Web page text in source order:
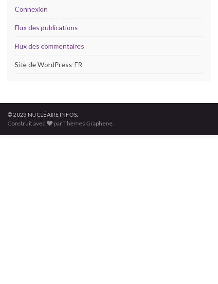
Connexion
Flux des publications
Flux des commentaires
Site de WordPress-FR
© 2023 NUCLÉAIRE INFOS.
Construit avec
par Thèmes Graphene.